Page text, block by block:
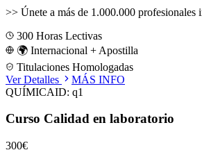
>> Únete a más de 1.000.000 profesionales
300 Horas Lectivas
🌍 Internacional + Apostilla
Titulaciones Homologadas
Ver Detalles
MÁS INFO
QUÍMICAID: q1
Curso Calidad en laboratorio
300€